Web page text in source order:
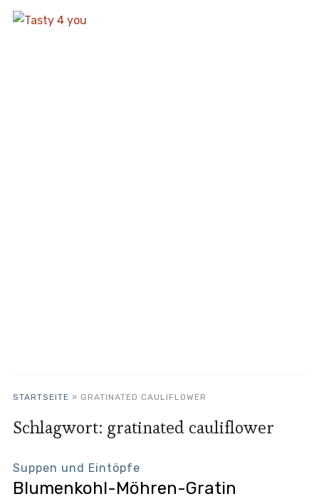
STARTSEITE » GRATINATED CAULIFLOWER
Schlagwort: gratinated cauliflower
Suppen und Eintöpfe
Blumenkohl-Möhren-Gratin